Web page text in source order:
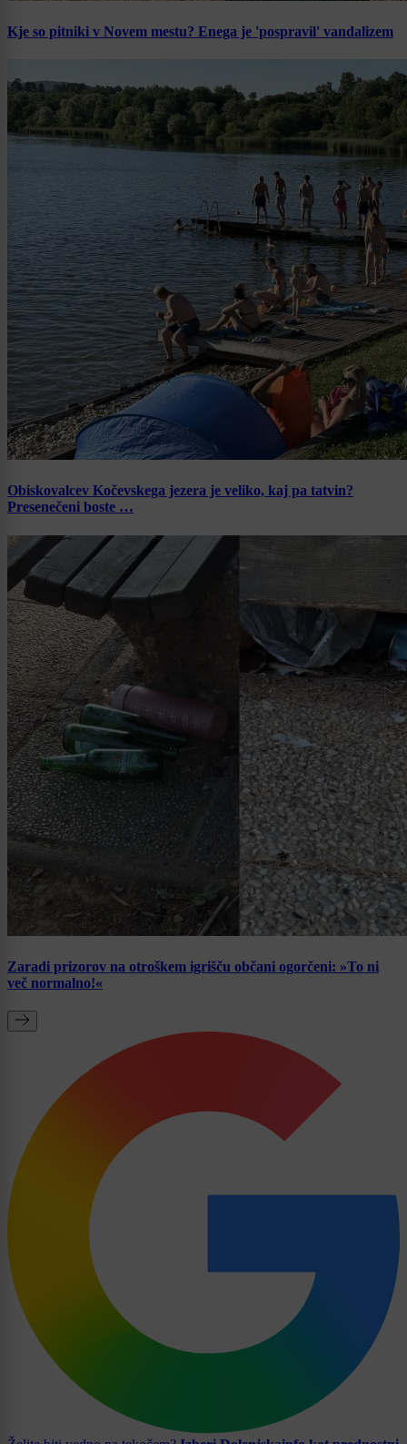
Kje so pitniki v Novem mestu? Enega je 'pospravil' vandalizem
Obiskovalcev Kočevskega jezera je veliko, kaj pa tatvin?
Presenečeni boste …
Zaradi prizorov na otroškem igrišču občani ogorčeni: »To ni
več normalno!«